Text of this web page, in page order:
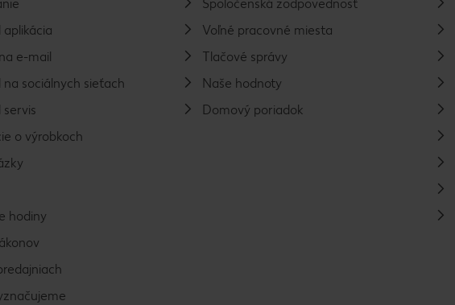
aplikácia
e-mail
na sociálnych sieťach
servis
o výrobkoch
hodiny
Spoločenská zodpovednosť
Voľné pracovné miesta
Tlačové správy
Naše hodnoty
Domový poriadok